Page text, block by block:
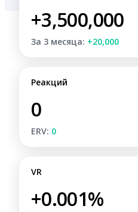
+3,500,000
За 3 месяца: +20,000
Реакций
0
ERV: 0
VR
+0.001%